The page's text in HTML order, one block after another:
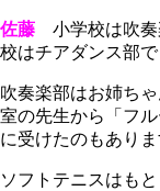
佐藤 小学校は吹奏
校はチアダンス部で
吹奏楽部はお姉ち
室の先生から「フ
に受けたのもありま
ソフトテニスはも